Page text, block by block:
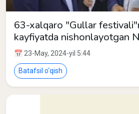
63-xalqaro "Gullar
kayfiyatda nishonlayotgan
bir nufuzli anjumanga
📅 23-May, 2024-yil 5:44
Batafsil o‘qish